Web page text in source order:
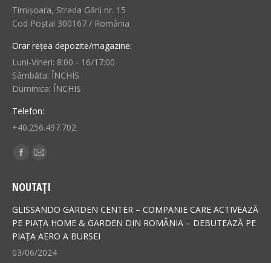
Timișoara, Strada Gării nr. 15
Cod Poștal 300167 / România
Orar rețea depozite/magazine:
Luni-Vineri: 8:00 - 16/17:00
Sâmbăta: ÎNCHIS
Duminica: ÎNCHIS
Telefon:
+40.256.497.702
Find us on:
Facebook
opens
in
new
window
Mail
opens
in
new
window
NOUTAȚI
GLISSANDO GARDEN CENTER – COMPANIE CARE ACTIVEAZĂ
PE PIAȚA HOME & GARDEN DIN ROMÂNIA – DEBUTEAZĂ PE
PIAȚA AERO A BURSEI
03/06/2024